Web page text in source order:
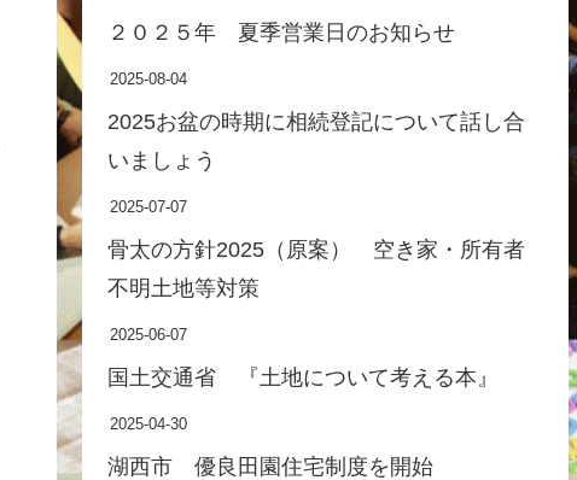
２０２５年 夏季営業日のお知らせ
2025-08-04
2025お盆の時期に相続登記について話し合
いましょう
2025-07-07
骨太の方針2025（原案） 空き家・所有者
不明土地等対策
2025-06-07
国土交通省 『土地について考える本』
2025-04-30
湖西市 優良田園住宅制度を開始